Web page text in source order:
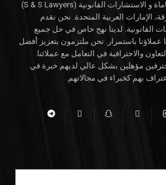
الدكتور صقر المرزوقي للمحاماة و الاستشارات القانونية (S & S Lawyers)
الإمارات العربية المتحدة. نحن نقدم
القانونية. لدينا نهج خاص في حل جميع
عملاؤنا باستمرار. نحن ملتزمون بتعزيز أفضل
والاحترافية في التعامل مع عملائنا.
مؤهلين بشكل عالي لديهم خبرة في
بهم كخبراء في مجالاتهم.